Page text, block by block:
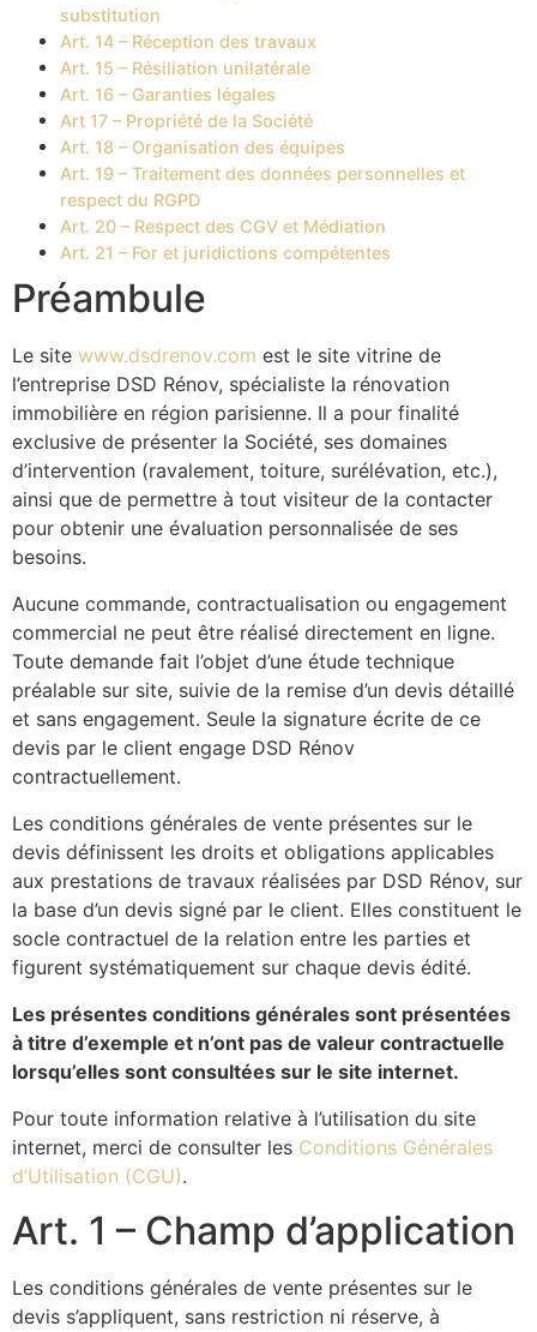
substitution
Art. 14 – Réception des travaux
Art. 15 – Résiliation unilatérale
Art. 16 – Garanties légales
Art 17 – Propriété de la Société
Art. 18 – Organisation des équipes
Art. 19 – Traitement des données personnelles et
respect du RGPD
Art. 20 – Respect des CGV et Médiation
Art. 21 – For et juridictions compétentes
Préambule
Le site www.dsdrenov.com est le site vitrine de
l’entreprise DSD Rénov, spécialiste la rénovation
immobilière en région parisienne. Il a pour finalité
exclusive de présenter la Société, ses domaines
d’intervention (ravalement, toiture, surélévation, etc.),
ainsi que de permettre à tout visiteur de la contacter
pour obtenir une évaluation personnalisée de ses
besoins.
Aucune commande, contractualisation ou engagement
commercial ne peut être réalisé directement en ligne.
Toute demande fait l’objet d’une étude technique
préalable sur site, suivie de la remise d’un devis détaillé
et sans engagement. Seule la signature écrite de ce
devis par le client engage DSD Rénov
contractuellement.
Les conditions générales de vente présentes sur le
devis définissent les droits et obligations applicables
aux prestations de travaux réalisées par DSD Rénov, sur
la base d’un devis signé par le client. Elles constituent le
socle contractuel de la relation entre les parties et
figurent systématiquement sur chaque devis édité.
Les présentes conditions générales sont présentées
à titre d’exemple et n’ont pas de valeur contractuelle
lorsqu’elles sont consultées sur le site internet.
Pour toute information relative à l’utilisation du site
internet, merci de consulter les Conditions Générales
d’Utilisation (CGU).
Art. 1 – Champ d’application
Les conditions générales de vente présentes sur le
devis s’appliquent, sans restriction ni réserve, à